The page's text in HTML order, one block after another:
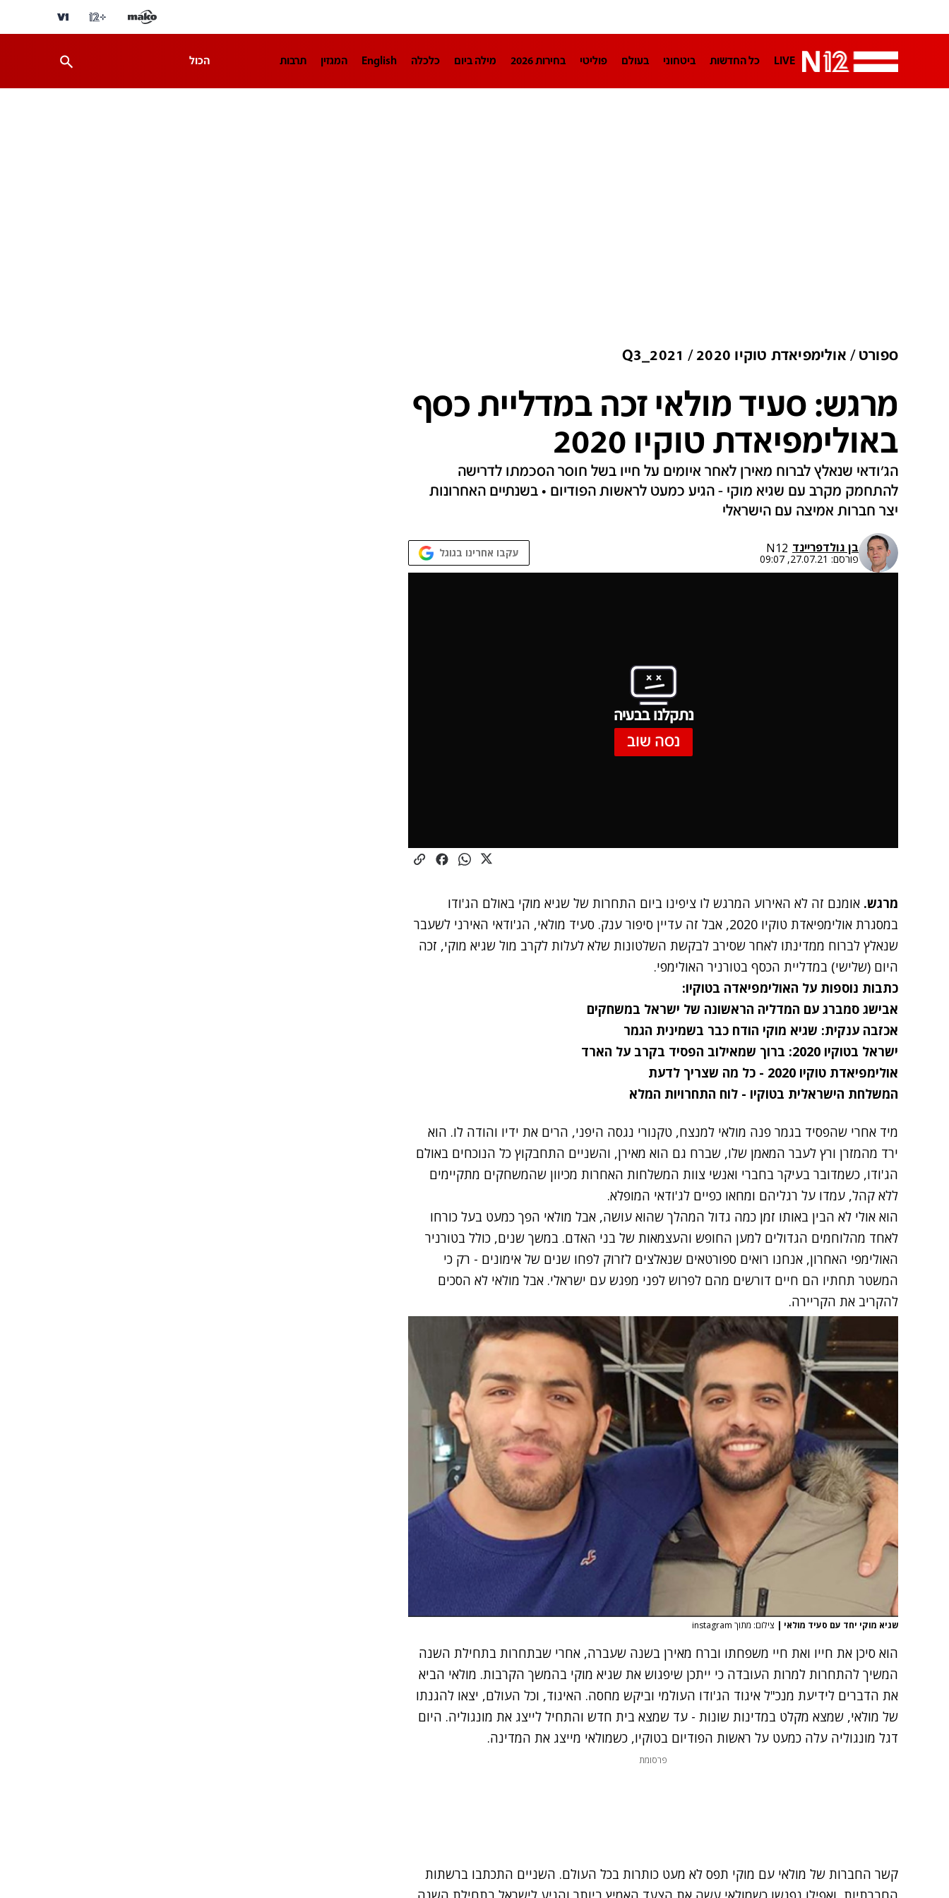
LIVE כל החדשות ביטחוני בעולם פוליטי בחירות 2026 מילה ביום כלכלה English המגזין תרבות הכול
ספורט אולימפיאדת טוקיו 2020 2021_Q3
מרגש: סעיד מולאי זכה במדליית כסף
באולימפיאדת טוקיו 2020
הג'ודאי שנאלץ לברוח מאירן לאחר איומים על חייו בשל חוסר הסכמתו לדרישה
להתחמק מקרב עם שגיא מוקי - הגיע כמעט לראשות הפודיום • בשנתיים האחרונות
יצר חברות אמיצה עם הישראלי
בן גולדפריינד N12
פורסם: 27.07.21, 09:07 עקבו אחרינו בגוגל
נתקלנו בבעיה
נסה שוב
מרגש. אומנם זה לא האירוע המרגש לו ציפינו ביום התחרות של שגיא מוקי באולם הג'ודו
במסגרת אולימפיאדת טוקיו 2020, אבל זה עדיין סיפור ענק. סעיד מולאי, הג'ודאי האירני לשעבר
שנאלץ לברוח ממדינתו לאחר שסירב לבקשת השלטונות שלא לעלות לקרב מול שגיא מוקי, זכה
היום (שלישי) במדליית הכסף בטורניר האולימפי.
כתבות נוספות על האולימפיאדה בטוקיו:
אבישג סמברג עם המדליה הראשונה של ישראל במשחקים
אכזבה ענקית: שגיא מוקי הודח כבר בשמינית הגמר
ישראל בטוקיו 2020: ברוך שמאילוב הפסיד בקרב על הארד
אולימפיאדת טוקיו 2020 - כל מה שצריך לדעת
המשלחת הישראלית בטוקיו - לוח התחרויות המלא
מיד אחרי שהפסיד בגמר פנה מולאי למנצח, טקנורי נגסה היפני, הרים את ידיו והודה לו. הוא
ירד מהמזרן ורץ לעבר המאמן שלו, שברח גם הוא מאירן, והשניים התחבקוץ כל הנוכחים באולם
הג'ודו, כשמדובר בעיקר בחברי ואנשי צוות המשלחות האחרות מכיוון שהמשחקים מתקיימים
ללא קהל, עמדו על רגליהם ומחאו כפיים לג'ודאי המופלא.
הוא אולי לא הבין באותו זמן כמה גדול המהלך שהוא עושה, אבל מולאי הפך כמעט בעל כורחו
לאחד מהלוחמים הגדולים למען החופש והעצמאות של בני האדם. במשך שנים, כולל בטורניר
האולימפי האחרון, אנחנו רואים ספורטאים שנאלצים לזרוק לפחו שנים של אימונים - רק כי
המשטר תחתיו הם חיים דורשים מהם לפרוש לפני מפגש עם ישראלי. אבל מולאי לא הסכים
להקריב את הקריירה.
שגיא מוקי יחד עם סעיד מולאי | צילום: מתוך instagram
הוא סיכן את חייו ואת חיי משפחתו וברח מאירן בשנה שעברה, אחרי שבתחרות בתחילת השנה
המשיך להתחרות למרות העובדה כי ייתכן שיפגוש את שגיא מוקי בהמשך הקרבות. מולאי הביא
את הדברים לידיעת מנכ"ל איגוד הג'ודו העולמי וביקש מחסה. האיגוד, וכל העולם, יצאו להגנתו
של מולאי, שמצא מקלט במדינות שונות - עד שמצא בית חדש והתחיל לייצג את מונגוליה. היום
דגל מונגוליה עלה כמעט על ראשות הפודיום בטוקיו, כשמולאי מייצג את המדינה.
פרסומת
קשר החברות של מולאי עם מוקי תפס לא מעט כותרות בכל העולם. השניים התכתבו ברשתות